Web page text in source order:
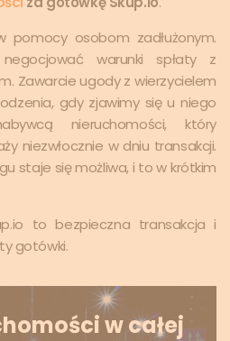
pomocy osobom zadłużonym.
negocjować warunki spłaty z
Zawarcie ugody z wierzycielem
gdy zjawimy się u niego
nieruchomości, który
niezwłocznie w dniu transakcji.
staje się możliwa, i to w krótkim
to bezpieczna transakcja i
gotówki.
w całej